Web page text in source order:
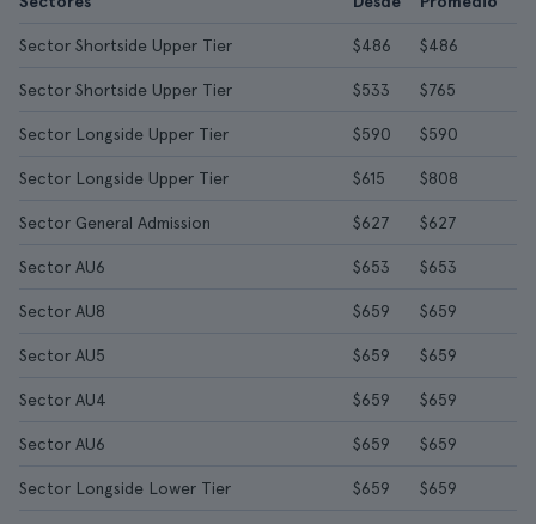
Sector Shortside Upper Tier $486 $486
Sector Shortside Upper Tier $533 $765
Sector Longside Upper Tier $590 $590
Sector Longside Upper Tier $615 $808
Sector General Admission $627 $627
Sector AU6 $653 $653
Sector AU8 $659 $659
Sector AU5 $659 $659
Sector AU4 $659 $659
Sector AU6 $659 $659
Sector Longside Lower Tier $659 $659